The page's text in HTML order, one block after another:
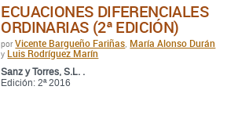
ECUACIONES DIFERENCIALES
ORDINARIAS (2ª EDICIÓN)
porVicente Bargueño Fariñas María Alonso Durán
y Luis Rodríguez Marín
Sanz y Torres, S.L. .
Edición: 2ª 2016